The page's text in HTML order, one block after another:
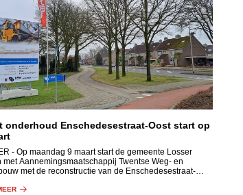
onderhoud Enschedesestraat-Oost start op
- Op maandag 9 maart start de gemeente Losser
met Aannemingsmaatschappij Twentse Weg- en
met de reconstructie van de Enschedesestraat-